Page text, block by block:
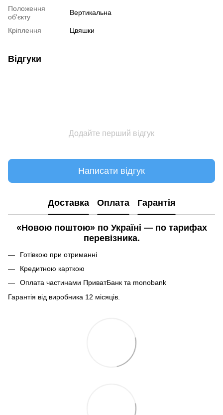
Положення
об'єкту
Вертикальна
Кріплення Цвяшки
Відгуки
Додайте перший відгук
Написати відгук
Доставка Оплата Гарантія
«Новою поштою» по Україні — по тарифах
перевізника.
Готівкою при отриманні
Кредитною карткою
Оплата частинами ПриватБанк та monobank
Гарантія від виробника 12 місяців.